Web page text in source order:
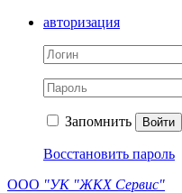
авторизация
Запомнить Войти
Восстановить пароль
ООО "УК "ЖКХ Сервис"